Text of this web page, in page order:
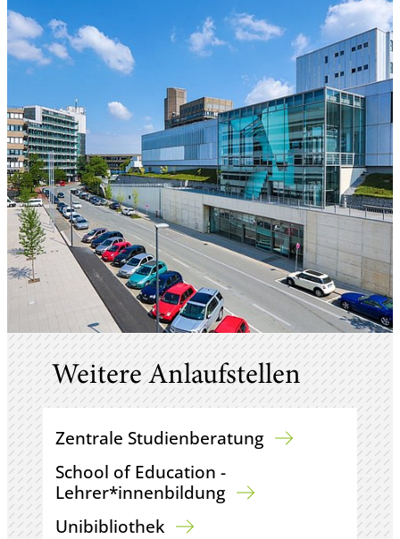
Weitere Anlaufstellen
Zentrale Studienberatung
School of Education -
Lehrer*innenbildung
Unibibliothek